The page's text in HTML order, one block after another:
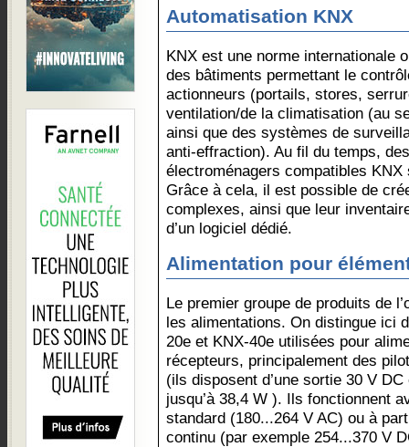
Automatisation KNX
KNX est une norme internationale
des bâtiments permettant le
actionneurs (portails, stores,
ventilation/de la climatisation (au
ainsi que des systèmes de
anti-effraction). Au fil du temps,
électroménagers compatibles
Grâce à cela, il est possible de
complexes, ainsi que leur
d’un logiciel dédié.
Alimentation pour
Le premier groupe de produits de
les alimentations. On distingue ici
20e et KNX-40e utilisées pour
récepteurs, principalement des
(ils disposent d’une sortie 30 V
jusqu’à 38,4 W ). Ils fonctionnent
standard (180...264 V AC) ou à
continu (par exemple 254...370 V